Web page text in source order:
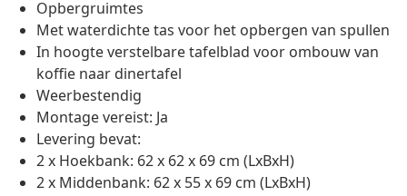
Opbergruimtes
Met waterdichte tas voor het opbergen van spullen
In hoogte verstelbare tafelblad voor ombouw van
koffie naar dinertafel
Weerbestendig
Montage vereist: Ja
Levering bevat:
2 x Hoekbank: 62 x 62 x 69 cm (LxBxH)
2 x Middenbank: 62 x 55 x 69 cm (LxBxH)